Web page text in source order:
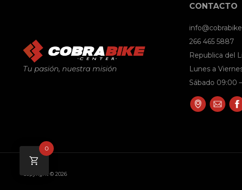
Tu pasión, nuestra misión
CONTACTO
266 465 5887
Republica del
Lunes a
Sábado 09:00
Copyright © 2026
0